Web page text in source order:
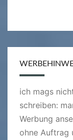
ich mags
schreiben:
Werbung
ohne Auftrag